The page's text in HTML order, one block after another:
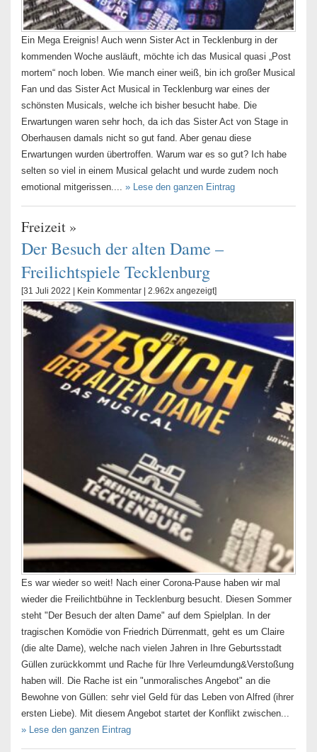
Ein Mega Ereignis! Auch wenn Sister Act in Tecklenburg in der
kommenden Woche ausläuft, möchte ich das Musical quasi „Post
mortem“ noch loben. Wie manch einer weiß, bin ich großer Musical
Fan und das Sister Act Musical in Tecklenburg war eines der
schönsten Musicals, welche ich bisher besucht habe. Die
Erwartungen waren sehr hoch, da ich das Sister Act von Stage in
Oberhausen damals nicht so gut fand. Aber genau diese
Erwartungen wurden übertroffen. Warum war es so gut? Ich habe
selten so viel in einem Musical gelacht und wurde zudem noch
emotional mitgerissen.... » Lese den ganzen Eintrag
Freizeit »
Der Besuch der alten Dame –
Freilichtspiele Tecklenburg
[31 Juli 2022 | Kein Kommentar | 2.962x angezeigt]
Es war wieder so weit! Nach einer Corona-Pause haben wir mal
wieder die Freilichtbühne in Tecklenburg besucht. Diesen Sommer
steht "Der Besuch der alten Dame" auf dem Spielplan. In der
tragischen Komödie von Friedrich Dürrenmatt, geht es um Claire
(die alte Dame), welche nach vielen Jahren in Ihre Geburtsstadt
Güllen zurückkommt und Rache für Ihre Verleumdung&Verstoßung
haben will. Die Rache ist ein "unmoralisches Angebot" an die
Bewohne von Güllen: sehr viel Geld für das Leben von Alfred (ihrer
ersten Liebe). Mit diesem Angebot startet der Konflikt zwischen...
» Lese den ganzen Eintrag